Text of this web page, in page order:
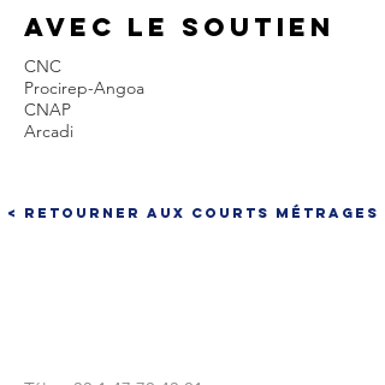
AVEC LE SOUTIEN
CNC
Procirep-Angoa
CNAP
Arcadi
< Retourner aux courts métrages